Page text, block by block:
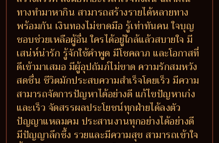
ทางทำมาหากิน สามารถสร้างรายได้หลายทาง
พร้อมกัน เงินทองไม่ขาดมือ รู้เท่าทันคน ใจบุญ
ชอบช่วยเหลือผู้อื่น ใครได้อยู่ใกล้แล้วสบายใจ มี
เสน่ห์น่ารัก รู้จักใช้คำพูด มีโชคลาภ และโอกาสที่
ดีเข้ามาเสมอ มีผู้อุปถัมภ์ไม่ขาด ความรักสมหวัง
สดชื่น ชีวิตมักประสบความสำเร็จโดยเร็ว มีความ
สามารถจัดการปัญหาได้อย่างดี แก้ไขปัญหาเก่ง
และเร็ว จัดสรรผลประโยชน์ทุกฝ่ายได้ลงตัว
ปัญญาแหลมคม ประสานงานทุกอย่างได้อย่างดี
มีปัญญาลึกซึ้ง รวยและมีความสุข สามารถเข้าใจ